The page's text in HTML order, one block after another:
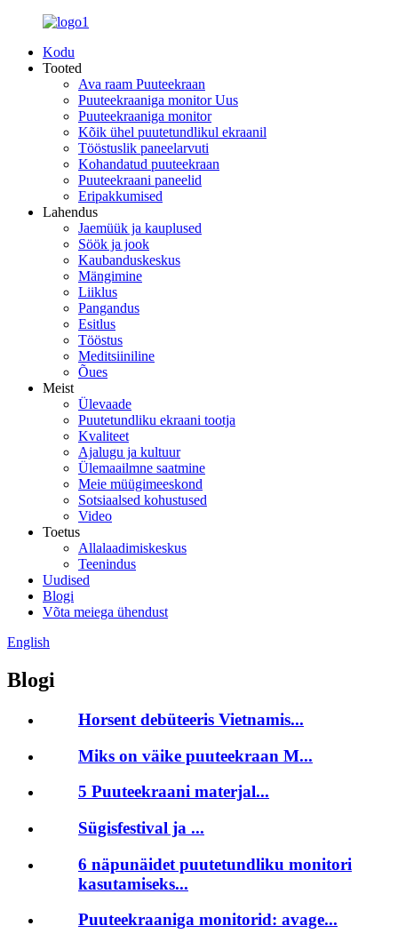
Kodu
Tooted
Ava raam Puuteekraan
Puuteekraaniga monitor Uus
Puuteekraaniga monitor
Kõik ühel puutetundlikul ekraanil
Tööstuslik paneelarvuti
Kohandatud puuteekraan
Puuteekraani paneelid
Eripakkumised
Lahendus
Jaemüük ja kauplused
Söök ja jook
Kaubanduskeskus
Mängimine
Liiklus
Pangandus
Esitlus
Tööstus
Meditsiiniline
Õues
Meist
Ülevaade
Puutetundliku ekraani tootja
Kvaliteet
Ajalugu ja kultuur
Ülemaailmne saatmine
Meie müügimeeskond
Sotsiaalsed kohustused
Video
Toetus
Allalaadimiskeskus
Teenindus
Uudised
Blogi
Võta meiega ühendust
English
Blogi
Horsent debüteeris Vietnamis...
Miks on väike puuteekraan M...
5 Puuteekraani materjal...
Sügisfestival ja ...
6 näpunäidet puutetundliku monitori
kasutamiseks...
Puuteekraaniga monitorid: avage...